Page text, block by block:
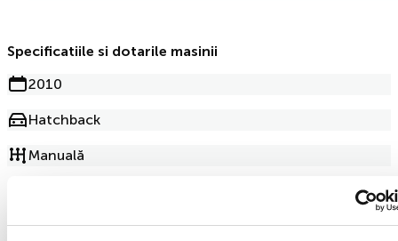
Specificatiile si dotarile masinii
2010
Hatchback
Manuală
299 839km